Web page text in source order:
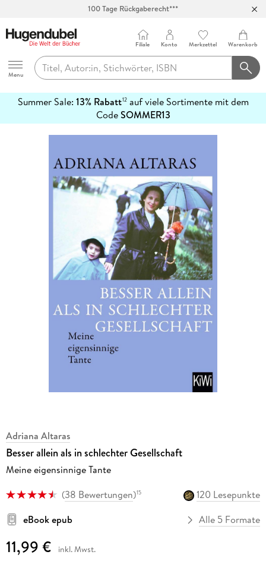
Hugendubel
Menu
Filiale Konto Merkzettel Warenkorb
Summer Sale: 13% Rabatt12auf viele Sortimente mit dem
CodeSOMMER13
erfahren
Adriana Altaras
Besser allein als in schlechter Gesellschaft
Meine eigensinnige Tante
(38 Bewertungen)15
120 Lesepunkte
eBook epub
Alle 5 Formate
11,99 € inkl. Mwst.